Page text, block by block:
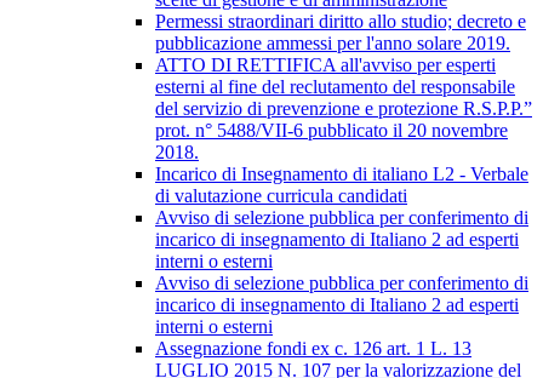
Permessi straordinari diritto allo studio; decreto e
pubblicazione ammessi per l'anno solare 2019.
ATTO DI RETTIFICA all'avviso per esperti
esterni al fine del reclutamento del responsabile
del servizio di prevenzione e protezione R.S.P.P.”
prot. n° 5488/VII-6 pubblicato il 20 novembre
2018.
Incarico di Insegnamento di italiano L2 - Verbale
di valutazione curricula candidati
Avviso di selezione pubblica per conferimento di
incarico di insegnamento di Italiano 2 ad esperti
interni o esterni
Avviso di selezione pubblica per conferimento di
incarico di insegnamento di Italiano 2 ad esperti
interni o esterni
Assegnazione fondi ex c. 126 art. 1 L. 13
LUGLIO 2015 N. 107 per la valorizzazione del